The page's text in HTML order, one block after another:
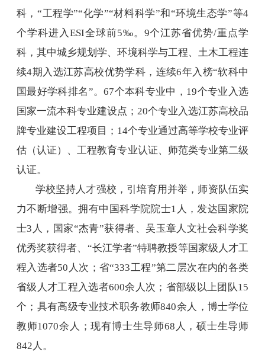
科，“工程学”“化学”“材料科学”和“环境生态学”等4
个学科进入 ESI全球前5‰。 9个江苏省优势/重点学
科，其中城乡规划学、环境科学与工程、土木工程连
续4期入选江苏高校优势学科，连续6年入榜“软科中
国最好学科排名”。67个本科专业中， 19个专业入选
国家一流本科专业建设点；20个专业入选江苏高校品
牌专业建设工程项目； 14个专业通过高等学校专业评
估（认证）、工程教育专业认证、师范类专业第二级
认证。
学校坚持人才强校，引培育用并举，师资队伍实
力不断增强。拥有中国科学院院士1 人，发达国家院
士3 人，国家“杰青”获得者、吴玉章人文社会科学奖
优秀奖获得者、“长江学者”特聘教授等国家级人才工
程入选者50 人次；省“333工程”第二层次在内的各类
省级人才工程入选者600余人次；省部级以上团队15
个；具有高级专业技术职务教师840余人，博士学位
教师1070余人；现有博士生导师68 人，硕士生导师
842 人。